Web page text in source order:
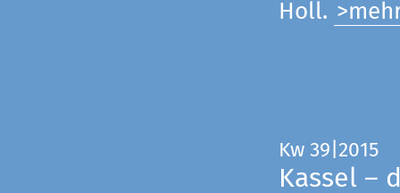
Holl.
Kw 39|2015
Kassel –